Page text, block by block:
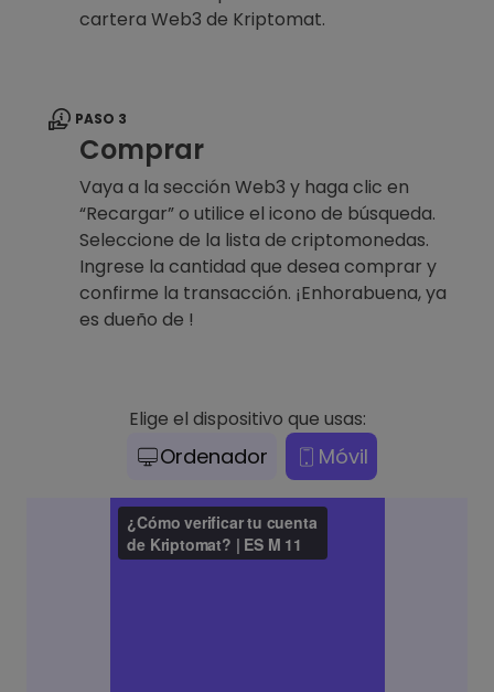
cartera Web3 de Kriptomat.
PASO 3
Comprar
Vaya a la sección Web3 y haga clic en
“Recargar” o utilice el icono de búsqueda.
Seleccione de la lista de criptomonedas.
Ingrese la cantidad que desea comprar y
confirme la transacción. ¡Enhorabuena, ya
es dueño de !
Elige el dispositivo que usas:
Ordenador Móvil